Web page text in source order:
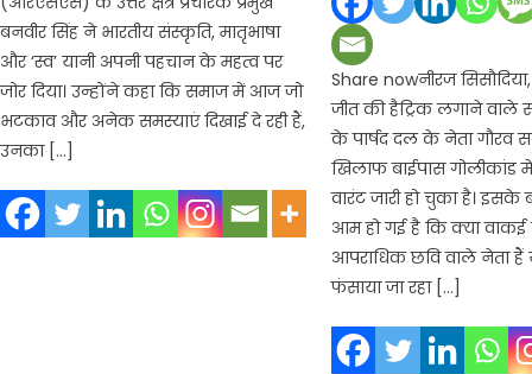
बनवीर सिंह ने भारतीय संस्कृति, मातृभाषा
और ‘स्व’ यानी अपनी पहचान के महत्व पर
जोर दिया। उन्होंने कहा कि समाज में आज जो
भटकाव और अनेक समस्याएं दिखाई दे रही हैं,
उनका […]
Share nowनीरज
जीत की हैट्रिक लगाने वाले
के पार्षद दल के नेता गौरव
खिलाफ बाईपास गोलीकांड
वारंट जारी हो चुका है। इसके
आम हो गई है कि क्या वाकई
आपराधिक छवि वाले नेता हैं
फंसाया जा रहा […]